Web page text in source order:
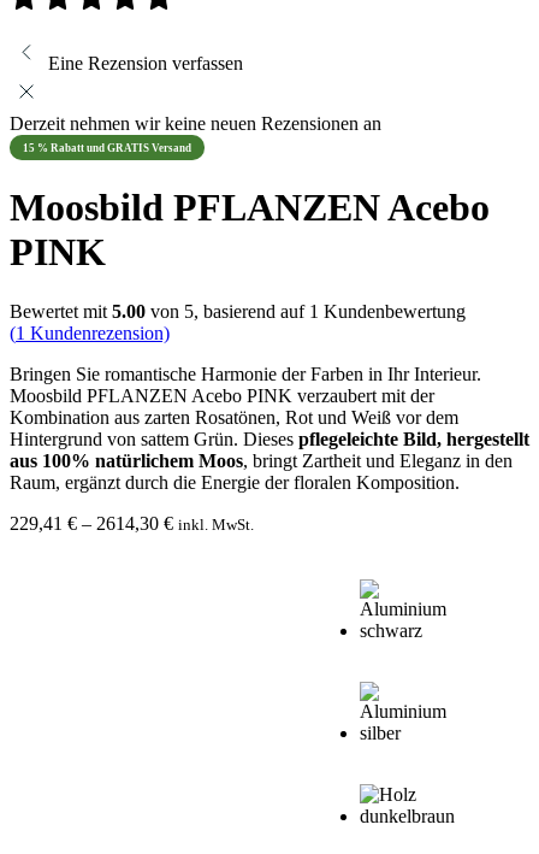
Eine Rezension verfassen
Derzeit nehmen wir keine neuen Rezensionen an
15 % Rabatt und GRATIS Versand
Moosbild PFLANZEN Acebo
PINK
Bewertet mit 5.00 von 5, basierend auf 1 Kundenbewertung
(1 Kundenrezension)
Bringen Sie romantische Harmonie der Farben in Ihr Interieur.
Moosbild PFLANZEN Acebo PINK verzaubert mit der
Kombination aus zarten Rosatönen, Rot und Weiß vor dem
Hintergrund von sattem Grün. Dieses pflegeleichte Bild, hergestellt
aus 100% natürlichem Moos, bringt Zartheit und Eleganz in den
Raum, ergänzt durch die Energie der floralen Komposition.
229,41 € – 2614,30 €Preisspanne:
inkl. MwSt.